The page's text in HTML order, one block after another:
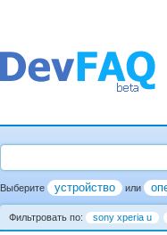
Выберите устройство или
Фильтровать по: sony xperia u